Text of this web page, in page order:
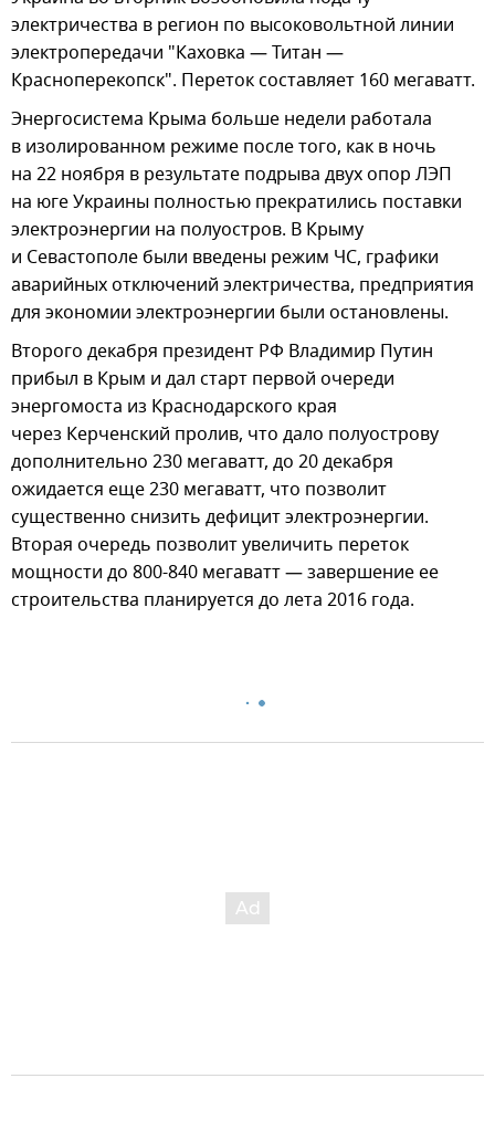
электричества в регион по высоковольтной линии
электропередачи "Каховка — Титан —
Красноперекопск". Переток составляет 160 мегаватт.
Энергосистема Крыма больше недели работала
в изолированном режиме после того, как в ночь
на 22 ноября в результате подрыва двух опор ЛЭП
на юге Украины полностью прекратились поставки
электроэнергии на полуостров. В Крыму
и Севастополе были введены режим ЧС, графики
аварийных отключений электричества, предприятия
для экономии электроэнергии были остановлены.
Второго декабря президент РФ Владимир Путин
прибыл в Крым и дал старт первой очереди
энергомоста из Краснодарского края
через Керченский пролив, что дало полуострову
дополнительно 230 мегаватт, до 20 декабря
ожидается еще 230 мегаватт, что позволит
существенно снизить дефицит электроэнергии.
Вторая очередь позволит увеличить переток
мощности до 800-840 мегаватт — завершение ее
строительства планируется до лета 2016 года.